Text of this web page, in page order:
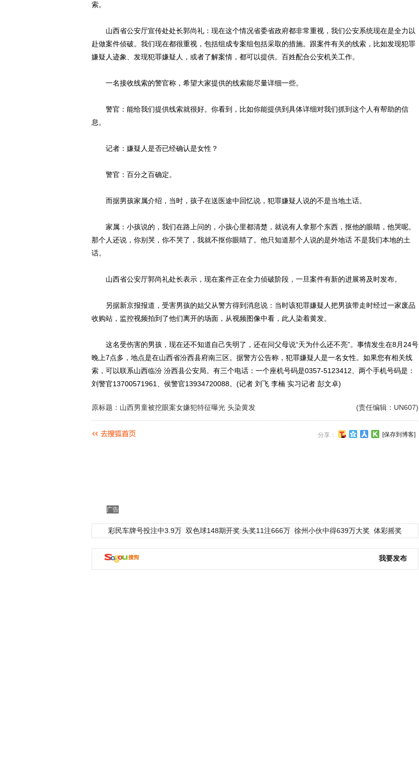
索。
山西省公安厅宣传处处长郭尚礼：现在这个情况省委省政府都非常重视，我们公安系统现在是全力以
赴做案件侦破。我们现在都很重视，包括组成专案组包括采取的措施。跟案件有关的线索，比如发现犯罪
嫌疑人迹象、发现犯罪嫌疑人，或者了解案情，都可以提供。百姓配合公安机关工作。
一名接收线索的警官称，希望大家提供的线索能尽量详细一些。
警官：能给我们提供线索就很好。你看到，比如你能提供到具体详细对我们抓到这个人有帮助的信
息。
记者：嫌疑人是否已经确认是女性？
警官：百分之百确定。
而据男孩家属介绍，当时，孩子在送医途中回忆说，犯罪嫌疑人说的不是当地土话。
家属：小孩说的，我们在路上问的，小孩心里都清楚，就说有人拿那个东西，抠他的眼睛，他哭呢。
那个人还说，你别哭，你不哭了，我就不抠你眼睛了。他只知道那个人说的是外地话 不是我们本地的土
话。
山西省公安厅郭尚礼处长表示，现在案件正在全力侦破阶段，一旦案件有新的进展将及时发布。
另据新京报报道，受害男孩的姑父从警方得到消息说：当时该犯罪嫌疑人把男孩带走时经过一家废品
收购站，监控视频拍到了他们离开的场面，从视频图像中看，此人染着黄发。
这名受伤害的男孩，现在还不知道自己失明了，还在问父母说“天为什么还不亮”。事情发生在8月24号
晚上7点多，地点是在山西省汾西县府南三区。据警方公告称，犯罪嫌疑人是一名女性。如果您有相关线
索，可以联系山西临汾 汾西县公安局。有三个电话：一个座机号码是0357-5123412、两个手机号码是：
刘警官13700571961、侯警官13934720088。(记者 刘飞 李楠 实习记者 彭文卓)
(责任编辑：UN607)
原标题：山西男童被挖眼案女嫌犯特征曝光 头染黄发
分享： [保存到博客]
广告
彩民车牌号投注中3.9万 双色球148期开奖:头奖11注666万 徐州小伙中得639万大奖 体彩摇奖
我要发布